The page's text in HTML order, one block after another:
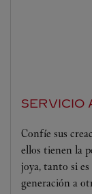
SERVICIO
Confíe sus
ellos tienen la
joya, tanto si
generación a